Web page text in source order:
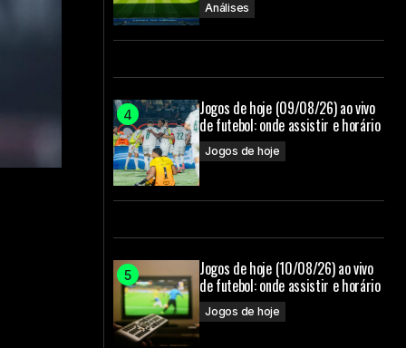
Análises
Jogos de hoje (09/08/26) ao vivo
de futebol: onde assistir e horário
Jogos de hoje
Jogos de hoje (10/08/26) ao vivo
de futebol: onde assistir e horário
Jogos de hoje